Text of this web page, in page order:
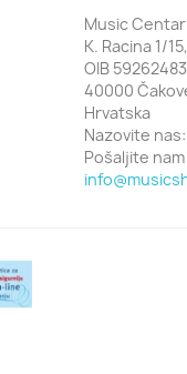
Music
K. Racina 1/
OIB
40000
Hrvatska
Nazovite nas:
Pošaljite